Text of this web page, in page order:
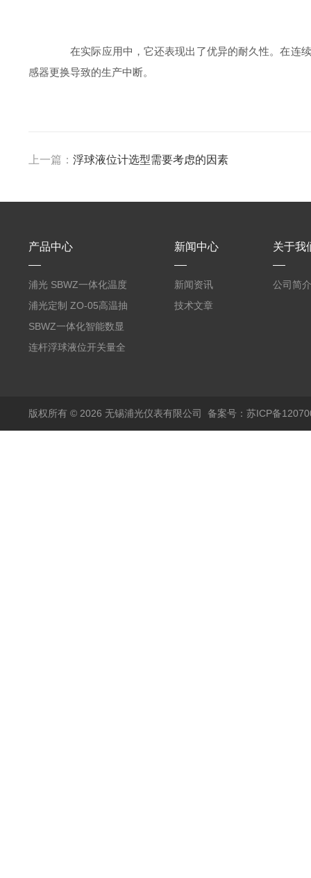
在实际应用中，它还表现出了优异的耐久性。在连续
感器更换导致的生产中断。
上一篇： 浮球液位计选型需要考虑的因素
产品中心
浦光 SBWZ一体化温度
变送器传感器 防爆热电
阻PT100 数显远传4-
20mA2
浦光定制 ZO-05高温抽
气式氧化锆分析仪 防爆
耐腐蚀检测仪
SBWZ一体化智能数显
温度变送器传感器防爆
连杆浮球液位开关量全
新闻中心
新闻资讯
技术文章
关于我
公司简介
版权所有 © 2026 无锡浦光仪表有限公司 备案号：苏ICP备